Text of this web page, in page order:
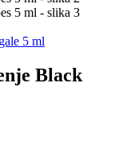
5 ml
Black